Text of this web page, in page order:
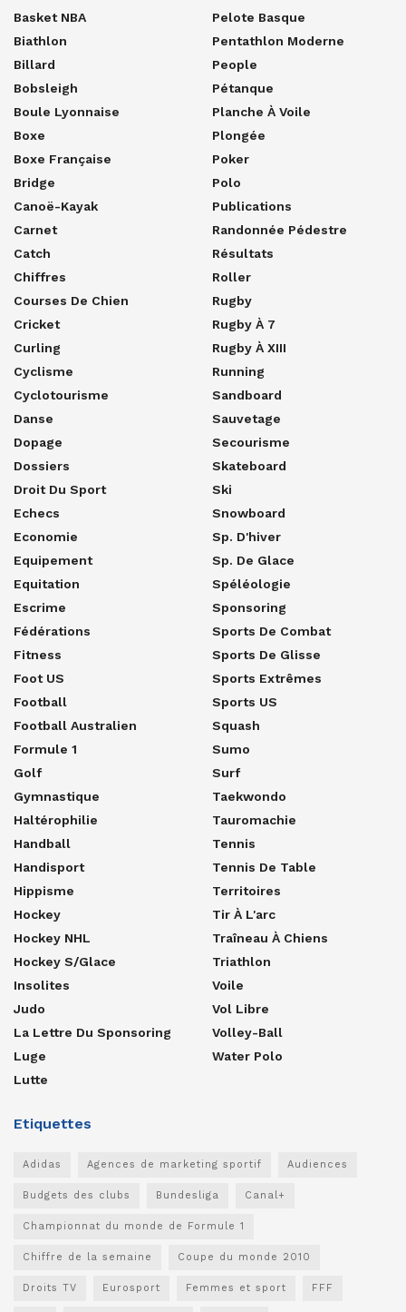
Basket NBA
Biathlon
Billard
Bobsleigh
Boule Lyonnaise
Boxe
Boxe Française
Bridge
Canoë-Kayak
Carnet
Catch
Chiffres
Courses De Chien
Cricket
Curling
Cyclisme
Cyclotourisme
Danse
Dopage
Dossiers
Droit Du Sport
Echecs
Economie
Equipement
Equitation
Escrime
Fédérations
Fitness
Foot US
Football
Football Australien
Formule 1
Golf
Gymnastique
Haltérophilie
Handball
Handisport
Hippisme
Hockey
Hockey NHL
Hockey S/glace
Insolites
Judo
La Lettre Du Sponsoring
Luge
Lutte
Pelote Basque
Pentathlon Moderne
People
Pétanque
Planche À Voile
Plongée
Poker
Polo
Publications
Randonnée Pédestre
Résultats
Roller
Rugby
Rugby À 7
Rugby À XIII
Running
Sandboard
Sauvetage
Secourisme
Skateboard
Ski
Snowboard
Sp. D'hiver
Sp. De Glace
Spéléologie
Sponsoring
Sports De Combat
Sports De Glisse
Sports Extrêmes
Sports US
Squash
Sumo
Surf
Taekwondo
Tauromachie
Tennis
Tennis De Table
Territoires
Tir À L'arc
Traîneau À Chiens
Triathlon
Voile
Vol Libre
Volley-Ball
Water Polo
Etiquettes
Adidas Agences de marketing sportif Audiences
Budgets des clubs Bundesliga Canal+
Championnat du monde de Formule 1
Chiffre de la semaine Coupe du monde 2010
Droits TV Eurosport Femmes et sport FFF